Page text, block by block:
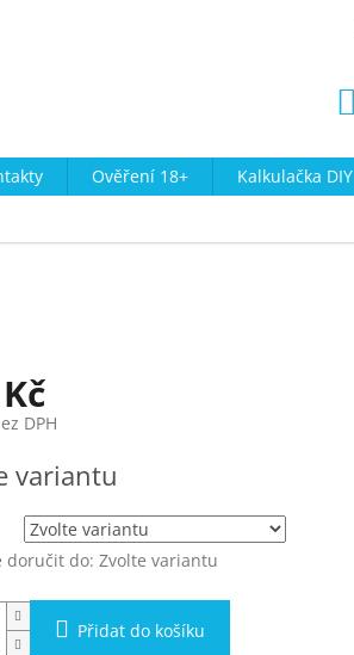
Ověření 18+ Kalkulačka DIY
DPH
variantu
doručit do: Zvolte variantu
Přidat do košíku